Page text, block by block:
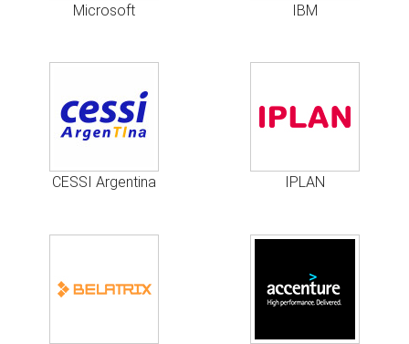
Microsoft IBM
CESSI Argentina IPLAN